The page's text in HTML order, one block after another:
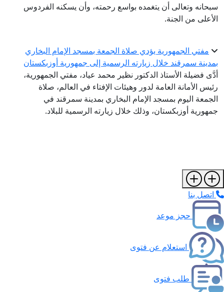
سبحانه وتعالى أن يتغمده بواسع رحمته، وأن يسكنه الفردوس
الأعلى من الجنة.
مفتي الجمهورية يؤدي صلاة الجمعة بمسجد الإمام البخاري
بمدينة سمرقند خلال زيارته الرسمية إلى جمهورية أوزبكستان
أدَّى فضيلة الأستاذ الدكتور نظير محمد عياد، مفتي الجمهورية،
رئيس الأمانة العامة لدور وهيئات الإفتاء في العالم، صلاة
الجمعة اليوم بمسجد الإمام البخاري بمدينة سمرقند في
جمهورية أوزبكستان، وذلك خلال زيارته الرسمية للبلاد.
اتصل بنا
حجز موعد
استعلام عن فتوى
طلب فتوى